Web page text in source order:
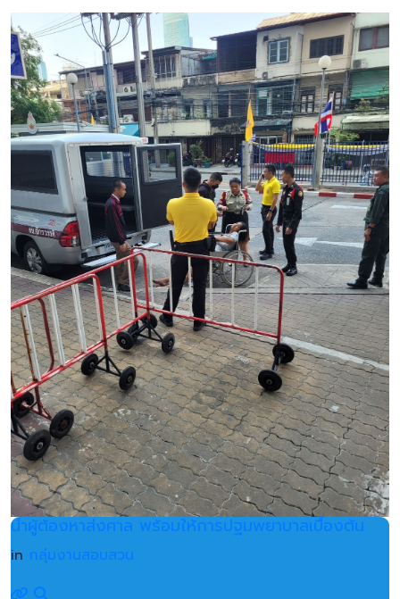
นำผู้ต้องหาส่งศาล พร้อมให้การปฐมพยาบาลเบื้องต้น
in กลุ่มงานสอบสวน